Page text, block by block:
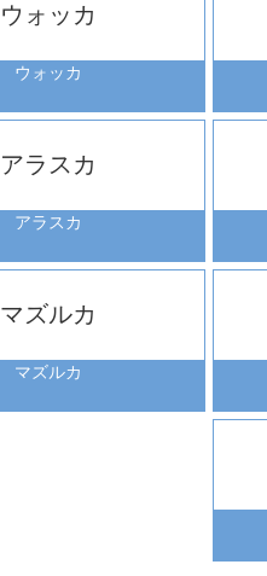
ウォッカ
ウォッカ
アラスカ
アラスカ
マズルカ
マズルカ